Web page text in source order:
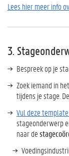
Lees hier meer info
3.
Bespreek op je
Zoek iemand in
tijdens je stage.
Vul deze
stageonderwerp
naar de